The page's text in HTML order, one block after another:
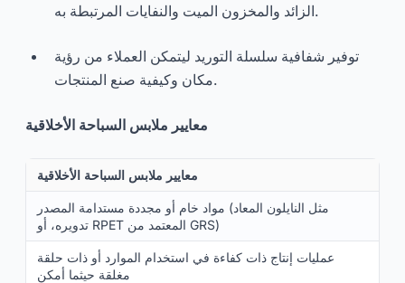
الزائد والمخزون الميت والنفايات المرتبطة به.
توفير شفافية سلسلة التوريد ليتمكن العملاء من رؤية
مكان وكيفية صنع المنتجات.
معايير ملابس السباحة الأخلاقية
معايير ملابس السباحة الأخلاقية
مواد خام أو مجددة مستدامة المصدر (مثل النايلون المعاد
تدويره، أو RPET المعتمد من GRS)
عمليات إنتاج ذات كفاءة في استخدام الموارد أو ذات حلقة
مغلقة حيثما أمكن